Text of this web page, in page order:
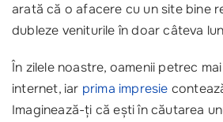
arată că o afacere cu un site bine
dubleze veniturile în doar câteva
În zilele noastre, oamenii petrec
internet, iar prima impresie
Imaginează-ți că ești în căutarea